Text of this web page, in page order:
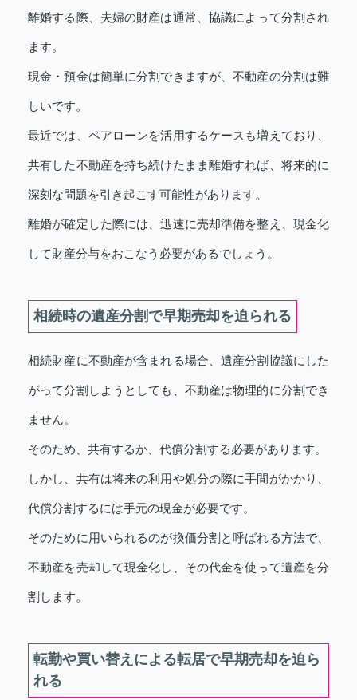
離婚する際、夫婦の財産は通常、協議によって分割され
ます。
現金・預金は簡単に分割できますが、不動産の分割は難
しいです。
最近では、ペアローンを活用するケースも増えており、
共有した不動産を持ち続けたまま離婚すれば、将来的に
深刻な問題を引き起こす可能性があります。
離婚が確定した際には、迅速に売却準備を整え、現金化
して財産分与をおこなう必要があるでしょう。
相続時の遺産分割で早期売却を迫られる
相続財産に不動産が含まれる場合、遺産分割協議にした
がって分割しようとしても、不動産は物理的に分割でき
ません。
そのため、共有するか、代償分割する必要があります。
しかし、共有は将来の利用や処分の際に手間がかかり、
代償分割するには手元の現金が必要です。
そのために用いられるのが換価分割と呼ばれる方法で、
不動産を売却して現金化し、その代金を使って遺産を分
割します。
転勤や買い替えによる転居で早期売却を迫ら
れる